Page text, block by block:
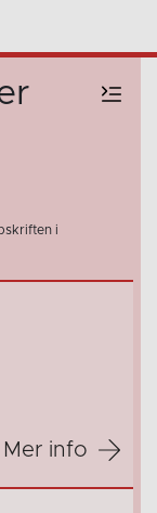
i
Mer info